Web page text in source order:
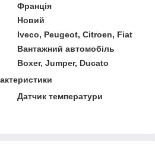
Франція
Новий
Iveco, Peugeot, Citroen, Fiat
Вантажний автомобіль
Boxer, Jumper, Ducato
Датчик температури